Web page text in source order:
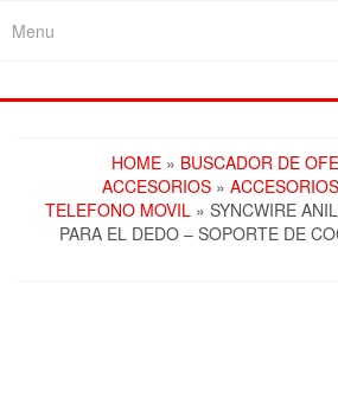
Menu
HOME » BUSCADOR DE
ACCESORIOS » ACCESORIOS
TELEFONO MOVIL » SYNCWIRE
PARA EL DEDO – SOPORTE DE